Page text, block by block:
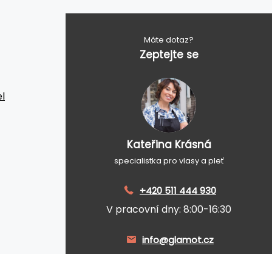
Máte dotaz?
Zeptejte se
Kateřina Krásná
specialistka pro vlasy a pleť
+420 511 444 930
V pracovní dny: 8:00-16:30
info@glamot.cz